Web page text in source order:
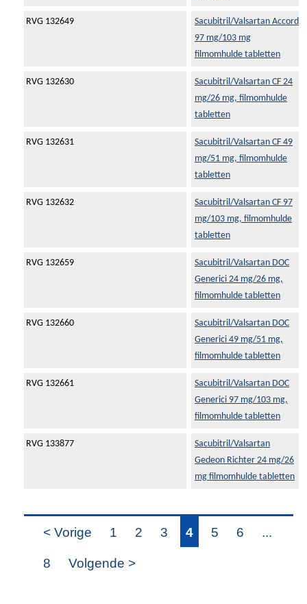
RVG 132649
Sacubitril/Valsartan Accord
97 mg/103 mg
filmomhulde tabletten
RVG 132630
Sacubitril/Valsartan CF 24
mg/26 mg, filmomhulde
tabletten
RVG 132631
Sacubitril/Valsartan CF 49
mg/51 mg, filmomhulde
tabletten
RVG 132632
Sacubitril/Valsartan CF 97
mg/103 mg, filmomhulde
tabletten
RVG 132659
Sacubitril/Valsartan DOC
Generici 24 mg/26 mg,
filmomhulde tabletten
RVG 132660
Sacubitril/Valsartan DOC
Generici 49 mg/51 mg,
filmomhulde tabletten
RVG 132661
Sacubitril/Valsartan DOC
Generici 97 mg/103 mg,
filmomhulde tabletten
RVG 133877
Sacubitril/Valsartan
Gedeon Richter 24 mg/26
mg filmomhulde tabletten
< Vorige 1 2 3 4 5 6 ...
8 Volgende >